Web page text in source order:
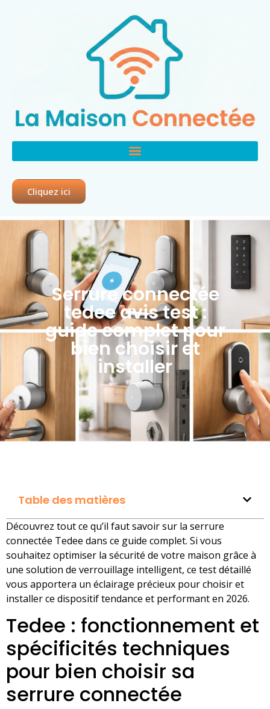
Cliquez ici
Serrure connectée
tedee avis test :
guide complet pour
bien choisir et
installer
Table des matières
Découvrez tout ce qu’il faut savoir sur la serrure
connectée Tedee dans ce guide complet. Si vous
souhaitez optimiser la sécurité de votre maison grâce à
une solution de verrouillage intelligent, ce test détaillé
vous apportera un éclairage précieux pour choisir et
installer ce dispositif tendance et performant en 2026.
Tedee : fonctionnement et
spécificités techniques
pour bien choisir sa
serrure connectée